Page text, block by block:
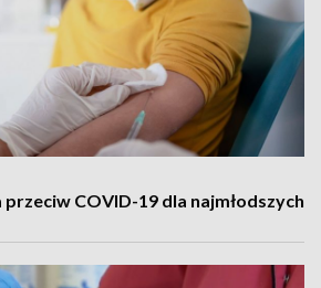
przeciw COVID-19 dla najmłodszych